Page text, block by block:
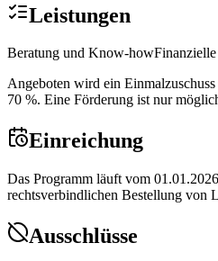
Leistungen
Beratung und Know-how
Angeboten wird ein
70 %. Eine Förderung ist nur
Einreichung
Das Programm läuft vom
rechtsverbindlichen Bestellung von
Ausschlüsse